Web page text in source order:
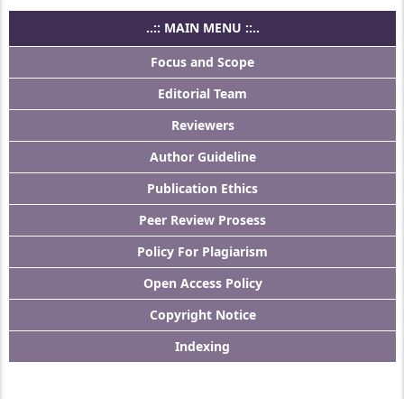
..:: MAIN MENU ::..
Focus and Scope
Editorial Team
Reviewers
Author Guideline
Publication Ethics
Peer Review Prosess
Policy For Plagiarism
Open Access Policy
Copyright Notice
Indexing